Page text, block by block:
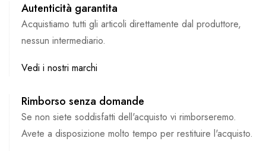
Autenticità garantita
Acquistiamo tutti gli articoli direttamente dal produttore,
nessun intermediario.
Vedi i nostri marchi
Rimborso senza domande
Se non siete soddisfatti dell'acquisto vi rimborseremo.
Avete a disposizione molto tempo per restituire l'acquisto.